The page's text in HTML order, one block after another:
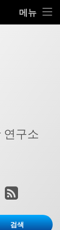
메뉴
연구소
RSS